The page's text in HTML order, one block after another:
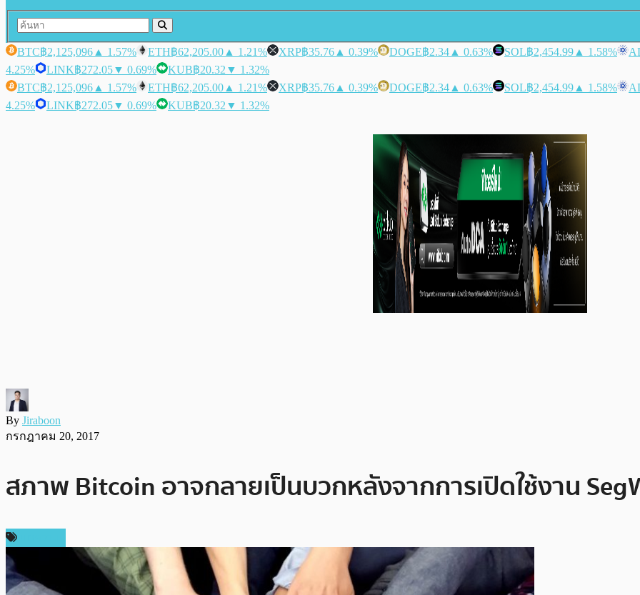
BTC฿2,125,096 ▲ 1.57% ETH฿62,205.00 ▲ 1.21% XRP฿35.76 ▲ 0.39% DOGE฿2.34 ▲ 0.63% SOL฿2,454.99 ▲ 1.58%
4.25%
LINK฿272.05▼ 0.69% KUB฿20.32 ▼ 1.32%
BTC฿2,125,096 ▲ 1.57% ETH฿62,205.00 ▲ 1.21% XRP฿35.76 ▲ 0.39% DOGE฿2.34 ▲ 0.63% SOL฿2,454.99 ▲ 1.58%
4.25%
LINK฿272.05▼ 0.69% KUB฿20.32 ▼ 1.32%
By Jiraboon
กรกฎาคม 20, 2017
สภาพ Bitcoin อาจกลายเป็นบวกหลังจากการเปิดใช้งาน